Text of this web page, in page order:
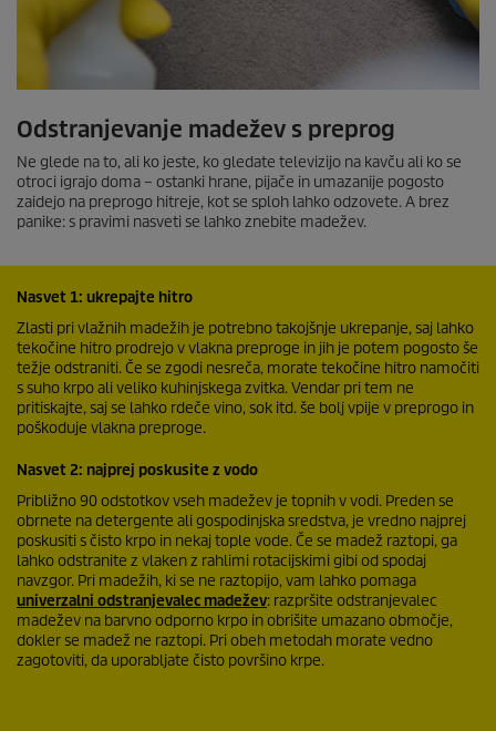
Odstranjevanje madežev s preprog
Ne glede na to, ali ko jeste, ko gledate televizijo na kavču ali ko se
otroci igrajo doma – ostanki hrane, pijače in umazanije pogosto
zaidejo na preprogo hitreje, kot se sploh lahko odzovete. A brez
panike: s pravimi nasveti se lahko znebite madežev.
Nasvet 1: ukrepajte hitro
Zlasti pri vlažnih madežih je potrebno takojšnje ukrepanje, saj lahko
tekočine hitro prodrejo v vlakna preproge in jih je potem pogosto še
težje odstraniti. Če se zgodi nesreča, morate tekočine hitro namočiti
s suho krpo ali veliko kuhinjskega zvitka. Vendar pri tem ne
pritiskajte, saj se lahko rdeče vino, sok itd. še bolj vpije v preprogo in
poškoduje vlakna preproge.
Nasvet 2: najprej poskusite z vodo
Približno 90 odstotkov vseh madežev je topnih v vodi. Preden se
obrnete na detergente ali gospodinjska sredstva, je vredno najprej
poskusiti s čisto krpo in nekaj tople vode. Če se madež raztopi, ga
lahko odstranite z vlaken z rahlimi rotacijskimi gibi od spodaj
navzgor. Pri madežih, ki se ne raztopijo, vam lahko pomaga
univerzalni odstranjevalec madežev: razpršite odstranjevalec
madežev na barvno odporno krpo in obrišite umazano območje,
dokler se madež ne raztopi. Pri obeh metodah morate vedno
zagotoviti, da uporabljate čisto površino krpe.